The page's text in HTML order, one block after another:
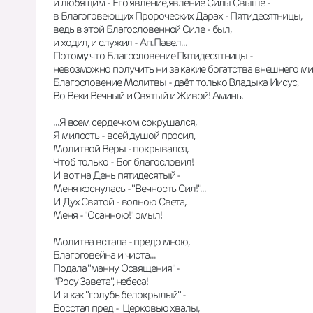
в Благоговеющих Пророческих Дарах - Пятидесятницы,
ведь в этой Благословенной Силе - был,
и ходил, и служил - Ап.Павел...
Потому что Благословение Пятидесятницы -
невозможно получить ни за какие богатства внешнего
Благословение Молитвы - даёт только Владыка Иисус,
Во Веки Вечный и Святый и Живой! Аминь.
...Я всем сердечком сокрушался,
Я милость - всей душой просил,
Молитвой Веры - покрывался,
Чтоб только - Бог благословил!
И вот на День пятидесятый -
Меня коснулась - "Вечность Сил!"...
И Дух Святой - волною Света,
Меня - "Осанною!" омыл!
Молитва встала - предо мною,
Благоговейна и чиста...
Подала "манну Освящения" -
"Росу Завета", небеса!
И я как "голубь белокрылый" -
Восстал пред -  Церковью хвалы,